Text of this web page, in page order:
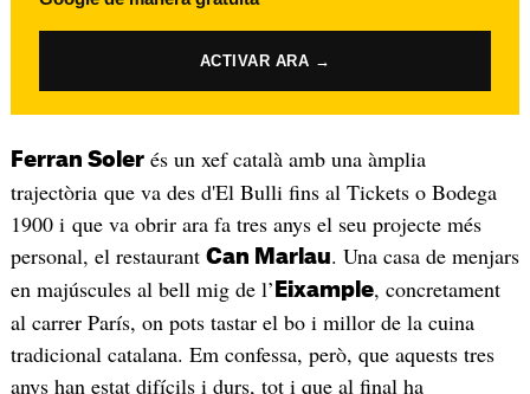
ACTIVAR ARA →
Ferran Solerés un xef català amb una àmplia
trajectòria que va des d'El Bulli fins al Tickets o Bodega
1900 i que va obrir ara fa tres anys el seu projecte més
personal, el restaurant Can Marlau. Una casa de menjars
en majúscules al bell mig de l’ Eixample, concretament
al carrer París, on pots tastar el bo i millor de la cuina
tradicional catalana. Em confessa, però, que aquests tres
anys han estat difícils i durs, tot i que al final ha